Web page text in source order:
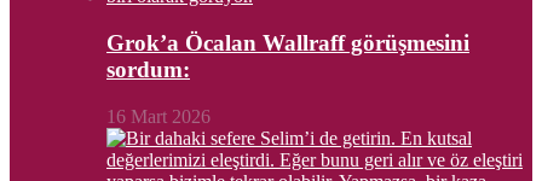
Grok’a Öcalan Wallraff görüşmesini
sordum:
16 Mart 2026